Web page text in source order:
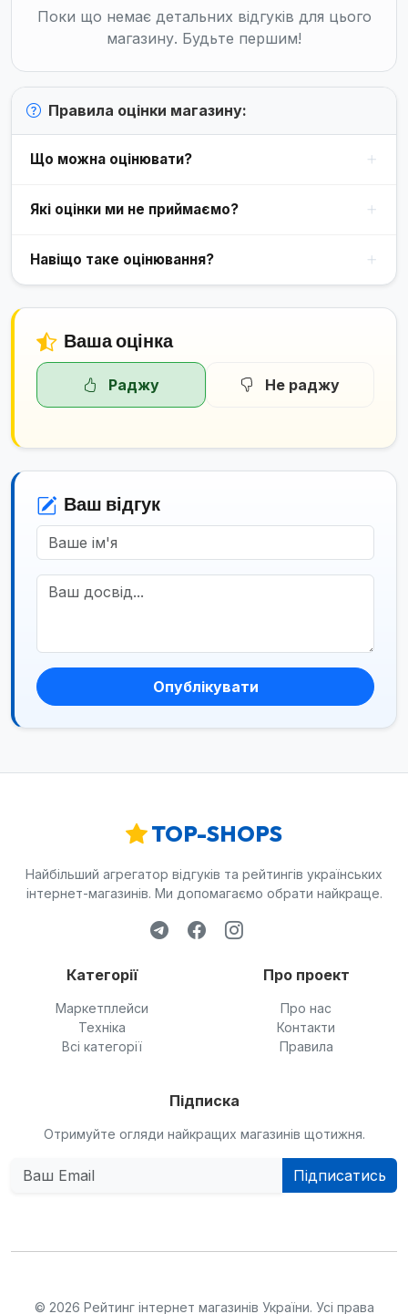
Поки що немає детальних відгуків для цього
магазину. Будьте першим!
Правила оцінки магазину:
Що можна оцінювати?
Які оцінки ми не приймаємо?
Навіщо таке оцінювання?
Ваша оцінка
Раджу Не раджу
Ваш відгук
Опублікувати
TOP-SHOPS
Найбільший агрегатор відгуків та рейтингів українських
інтернет-магазинів. Ми допомагаємо обрати найкраще.
Категорії
Маркетплейси
Техніка
Всі категорії
Про проект
Про нас
Контакти
Правила
Підписка
Отримуйте огляди найкращих магазинів щотижня.
Підписатись
© 2026 Рейтинг інтернет магазинів України. Усі права